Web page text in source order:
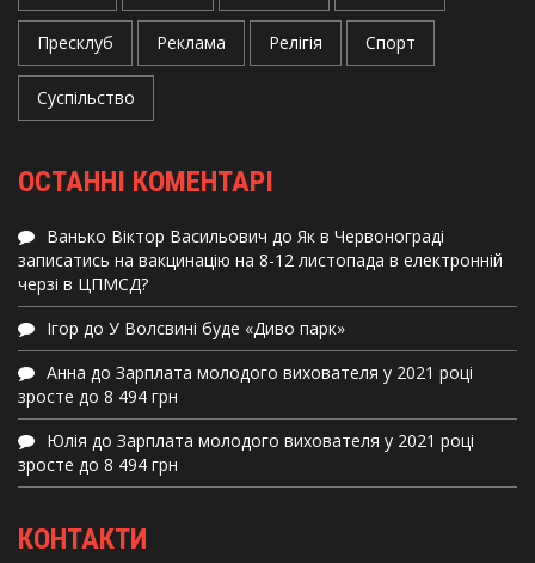
Пресклуб Реклама Релігія Спорт
Суспільство
ОСТАННІ КОМЕНТАРІ
Ванько Віктор Васильович до Як в Червонограді
записатись на вакцинацію на 8-12 листопада в електронній
черзі в ЦПМСД?
Ігор до У Волсвині буде «Диво парк»
Анна до Зарплата молодого вихователя у 2021 році
зросте до 8 494 грн
Юлія до Зарплата молодого вихователя у 2021 році
зросте до 8 494 грн
КОНТАКТИ